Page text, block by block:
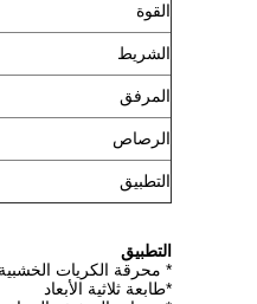
القوة
الشريط
المرفق
الرصاص
التطبيق
التطبيق
* محرقة الكريات
*طابعة ثلاثية الأبعاد